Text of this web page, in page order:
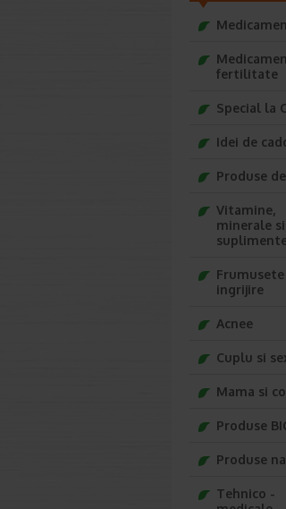
fertilitate
Special la
Idei de
Produse
Vitamine,
minerale si
Frumusete
ingrijire
Acnee
Cuplu si
Mama si
Produse
Produse
Tehnico -